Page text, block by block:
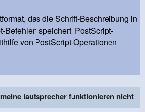
das die Schrift-Beschreibung in
Befehlen speichert. PostScript-
von PostScript-Operationen
lautsprecher funktionieren nicht